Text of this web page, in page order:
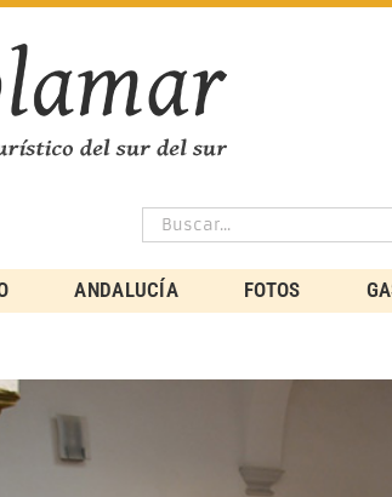
ANDALUCÍA FOTOS